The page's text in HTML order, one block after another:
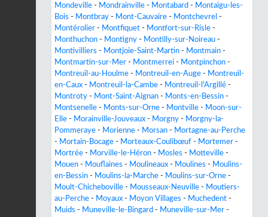
Mondeville - Mondrainville - Montabard - Montaigu-les-
Bois - Montbray - Mont-Cauvaire - Montchevrel -
Montérolier - Montfiquet - Montfort-sur-Risle -
Monthuchon - Montigny - Montilly-sur-Noireau -
Montivilliers - Montjoie-Saint-Martin - Montmain -
Montmartin-sur-Mer - Montmerrei - Montpinchon -
Montreuil-au-Houlme - Montreuil-en-Auge - Montreuil-
en-Caux - Montreuil-la-Cambe - Montreuil-l'Argillé -
Montroty - Mont-Saint-Aignan - Monts-en-Bessin -
Montsenelle - Monts-sur-Orne - Montville - Moon-sur-
Elle - Morainville-Jouveaux - Morgny - Morgny-la-
Pommeraye - Morienne - Morsan - Mortagne-au-Perche
- Mortain-Bocage - Morteaux-Coulibœuf - Mortemer -
Mortrée - Morville-le-Héron - Mosles - Motteville -
Mouen - Mouflaines - Moulineaux - Moulines - Moulins-
en-Bessin - Moulins-la-Marche - Moulins-sur-Orne -
Moult-Chicheboville - Mousseaux-Neuville - Moutiers-
au-Perche - Moyaux - Moyon Villages - Muchedent -
Muids - Muneville-le-Bingard - Muneville-sur-Mer -